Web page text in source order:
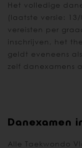
Het volledige
(laatste versie:
vereisten per
inschrijven, het
geldt eveneens
zelf danexamens
Danexamen
Alle Taekwondo